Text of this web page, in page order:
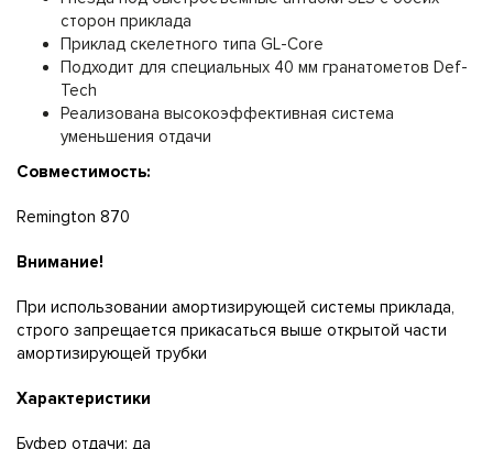
сторон приклада
Приклад скелетного типа GL-Core
Подходит для специальных 40 мм гранатометов Def-
Tech
Реализована высокоэффективная система
уменьшения отдачи
Совместимость:
Remington 870
Внимание!
При использовании амортизирующей системы приклада,
строго запрещается прикасаться выше открытой части
амортизирующей трубки
Характеристики
Буфер отдачи: да